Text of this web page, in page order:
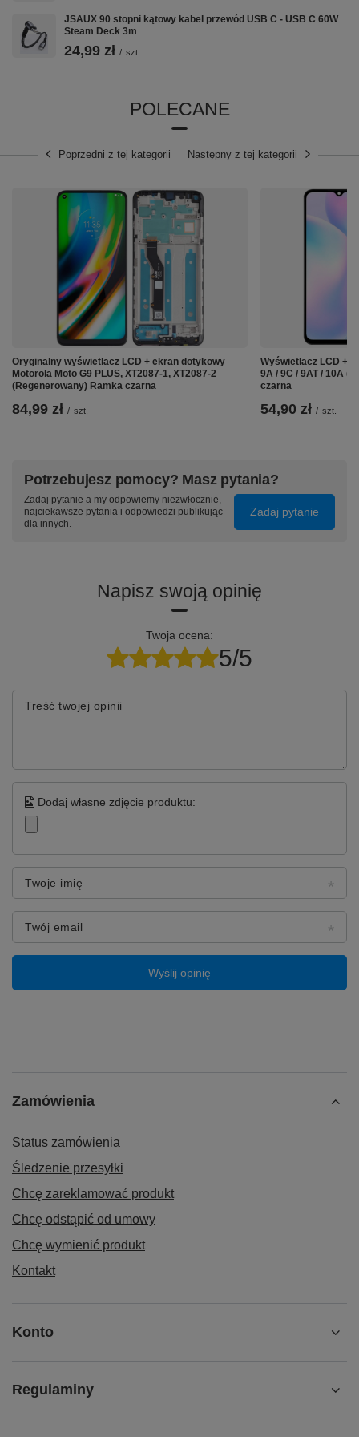
Model:Xiaomi Poco M3
M2010J19CT
Wielkość wyświetlacza:6.53"
1080 x 2340
⭐Ekran wielodotykowy (Multi-touch) - TAK
JSAUX 90 stopni kątowy kabel przewód USB C - USB C 60W
Steam Deck 3m
24,99 zł / szt.
POLECANE
Poprzedni z tej kategorii Następny z tej kategorii
Oryginalny wyświetlacz LCD + ekran dotykowy
Motorola Moto G9 PLUS, XT2087-1, XT2087-2
(Regenerowany) Ramka czarna
84,99 zł / szt.
Wyświetlacz LCD +
9A / 9C / 9AT / 10A
czarna
54,90 zł / szt.
Potrzebujesz pomocy? Masz pytania?
Zadaj pytanie a my odpowiemy niezwłocznie,
najciekawsze pytania i odpowiedzi publikując
dla innych.
Zadaj pytanie
Napisz swoją opinię
Twoja ocena:
5/5
Treść twojej opinii
Dodaj własne zdjęcie produktu:
Twoje imię
Twój email
Wyślij opinię
Zamówienia
Status zamówienia
Śledzenie przesyłki
Chcę zareklamować produkt
Chcę odstąpić od umowy
Chcę wymienić produkt
Kontakt
Konto
Regulaminy